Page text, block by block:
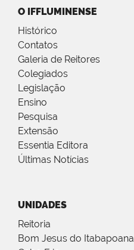
O IFFLUMINENSE
Histórico
Contatos
Galeria de Reitores
Colegiados
Legislação
Ensino
Pesquisa
Extensão
Essentia Editora
Últimas Notícias
UNIDADES
Reitoria
Bom Jesus do Itabapoana